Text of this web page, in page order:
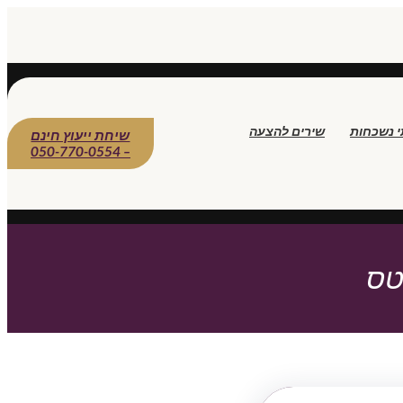
נשכחות שירים להצעה
שיחת ייעוץ חינם
– 050-770-0554